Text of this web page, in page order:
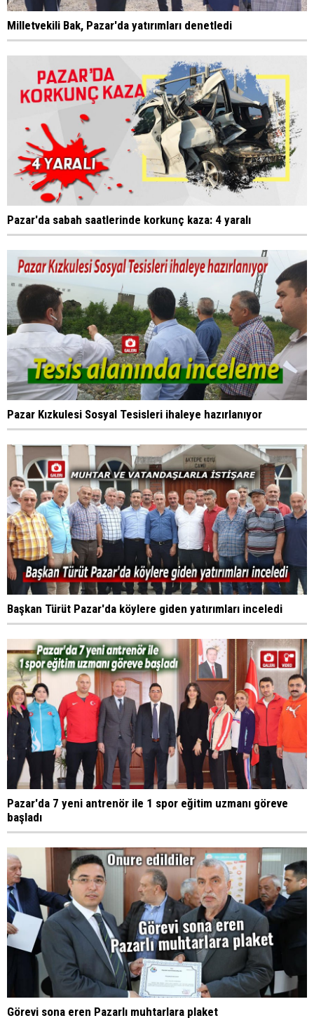
Milletvekili Bak, Pazar'da yatırımları denetledi
Pazar'da sabah saatlerinde korkunç kaza: 4 yaralı
Pazar Kızkulesi Sosyal Tesisleri ihaleye hazırlanıyor
Başkan Türüt Pazar'da köylere giden yatırımları inceledi
Pazar'da 7 yeni antrenör ile 1 spor eğitim uzmanı göreve
başladı
Görevi sona eren Pazarlı muhtarlara plaket